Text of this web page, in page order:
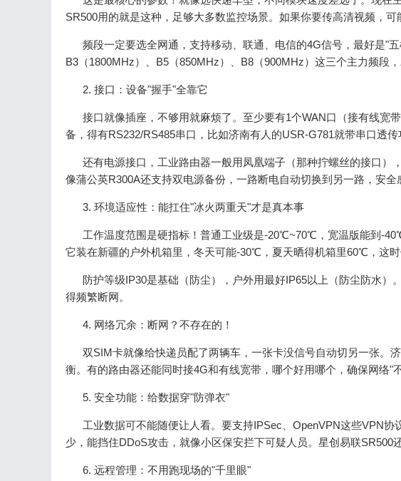
SR500用的就是这种，足够大多数监控场景。如果你要传高清视频，可
频段一定要选全网通，支持移动、联通、电信的4G信号，最好是"
B3（1800MHz）、B5（850MHz）、B8（900MHz）这三个主力频段
2. 接口：设备"握手"全靠它
接口就像插座，不够用就麻烦了。至少要有1个WAN口（接有线宽
备，得有RS232/RS485串口，比如济南有人的USR-G781就带串口透传
还有电源接口，工业路由器一般用凤凰端子（那种拧螺丝的接口）
像蒲公英R300A还支持双电源备份，一路断电自动切换到另一路，安全
3. 环境适应性：能扛住"冰火两重天"才是真本事
工作温度范围是硬指标！普通工业级是-20℃~70℃，宽温版能到-
它装在新疆的户外机箱里，冬天可能-30℃，夏天晒得机箱里60℃，这时
防护等级IP30是基础（防尘），户外用最好IP65以上（防尘防水
得频繁断网。
4. 网络冗余：断网？不存在的！
双SIM卡就像给快递员配了两辆车，一张卡没信号自动切另一张。
衡。有的路由器还能同时接4G和有线宽带，哪个好用哪个，确保网络"不
5. 安全功能：给数据穿"防弹衣"
工业数据可不能随便让人看。要支持IPSec、OpenVPN这些VPN
少，能挡住DDoS攻击，就像小区保安拦下可疑人员。星创易联SR500
6. 远程管理：不用跑现场的"千里眼"